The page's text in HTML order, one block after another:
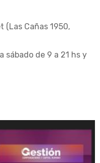
(Las Cañas 1950,
sábado de 9 a 21 hs y